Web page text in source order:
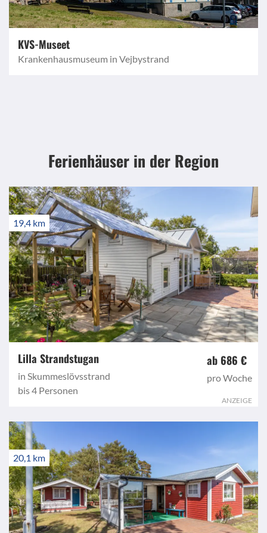
KVS-Museet
Krankenhausmuseum in Vejbystrand
Ferienhäuser in der Region
19,4 km
Lilla Strandstugan
in Skummeslövsstrand
bis 4 Personen
ab 686 €
pro Woche
ANZEIGE
20,1 km